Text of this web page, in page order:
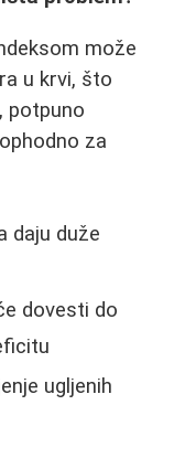
može
u krvi, što
potpuno
za
daju duže
dovesti do
ugljenih